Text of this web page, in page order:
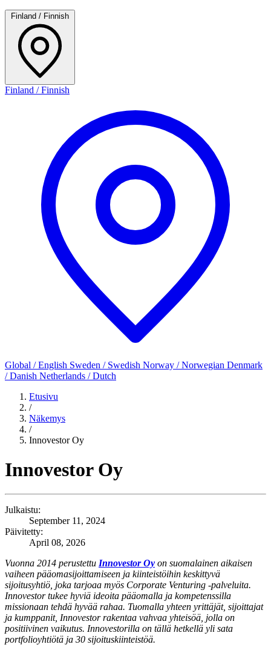
Finland / Finnish
Finland / Finnish
Global / English Sweden / Swedish Norway / Norwegian Denmark
/ Danish Netherlands / Dutch
Etusivu
/
Näkemys
/
Innovestor Oy
Innovestor Oy
Julkaistu:
September 11, 2024
Päivitetty:
April 08, 2026
Vuonna 2014 perustettu Innovestor Oy on suomalainen aikaisen
vaiheen pääomasijoittamiseen ja kiinteistöihin keskittyvä
sijoitusyhtiö, joka tarjoaa myös Corporate Venturing -palveluita.
Innovestor tukee hyviä ideoita pääomalla ja kompetenssilla
missionaan tehdä hyvää rahaa. Tuomalla yhteen yrittäjät, sijoittajat
ja kumppanit, Innovestor rakentaa vahvaa yhteisöä, jolla on
positiivinen vaikutus. Innovestorilla on tällä hetkellä yli sata
portfolioyhtiötä ja 30 sijoituskiinteistöä.